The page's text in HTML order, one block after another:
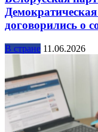
договорились о
В стране 11.06.2026